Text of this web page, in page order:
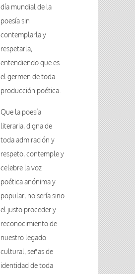
día mundial de la
poesía sin
contemplarla y
respetarla,
entendiendo que es
el germen de toda
producción poética.
Que la poesía
literaria, digna de
toda admiración y
respeto, contemple y
celebre la voz
poética anónima y
popular, no sería sino
el justo proceder y
reconocimiento de
nuestro legado
cultural, señas de
identidad de toda